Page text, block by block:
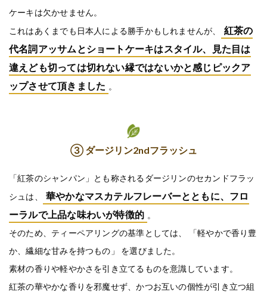
ケーキは欠かせません。
これはあくまでも日本人による勝手かもしれませんが、
紅茶の
代名詞アッサムとショートケーキはスタイル、見た目は
違えども切っては切れない縁ではないかと感じピックア
ップさせて頂きました 。
③ ダージリン2ndフラッシュ
「紅茶のシャンパン」とも称されるダージリンのセカンドフラッ
シュは、
華やかなマスカテルフレーバーとともに、フロ
ーラルで上品な味わいが特徴的 。
そのため、ティーペアリングの基準としては、 「軽やかで香り豊
か、繊細な甘みを持つもの」 を選びました。
素材の香りや軽やかさを引き立てるものを意識しています。
紅茶の華やかな香りを邪魔せず、かつお互いの個性が引き立つ組